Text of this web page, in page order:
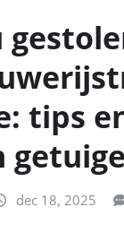
tips
dec 18, 2025